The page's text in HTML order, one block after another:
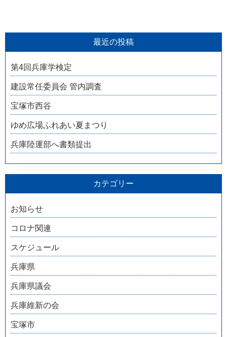
最近の投稿
第4回兵庫学検定
建設常任委員会 管内調査
宝塚市西谷
ゆめ広場ふれあい夏まつり
兵庫陸運部へ書類提出
カテゴリー
お知らせ
コロナ関連
スケジュール
兵庫県
兵庫県議会
兵庫維新の会
宝塚市